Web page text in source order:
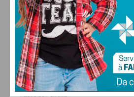
FARMACIAS DE
FERREIRA